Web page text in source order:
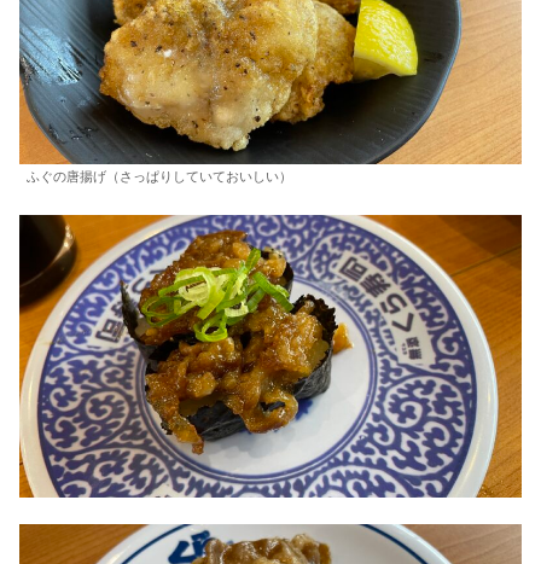
ふぐの唐揚げ（さっぱりしていておいしい）